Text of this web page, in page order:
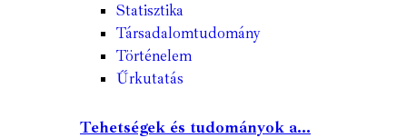
Statisztika
Társadalomtudomány
Történelem
Űrkutatás
Tehetségek és tudományok a...